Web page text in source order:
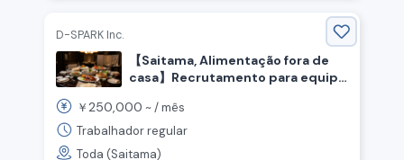
D-SPARK Inc.
【Saitama, Alimentação fora de
casa】Recrutamento para equipe
chinês de luxo
￥250,000 ~ /mês
Trabalhador regular
Toda (Saitama)